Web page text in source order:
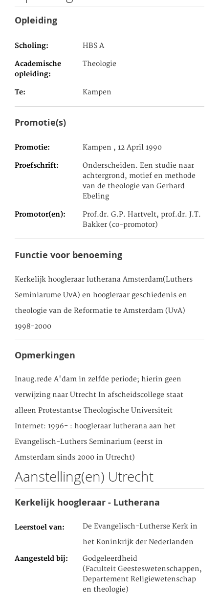
Opleiding
Scholing HBS A
Academische
opleiding
Theologie
Te Kampen
Promotie(s)
Promotie Kampen , 12 April 1990
Proefschrift
Onderscheiden. Een studie naar
achtergrond, motief en methode
van de theologie van Gerhard
Ebeling
Promotor(en)
Prof.dr. G.P. Hartvelt, prof.dr. J.T.
Bakker (co-promotor)
Functie voor benoeming
Kerkelijk hoogleraar lutherana Amsterdam(Luthers
Seminiarume UvA) en hoogleraar geschiedenis en
theologie van de Reformatie te Amsterdam (UvA)
1998-2000
Opmerkingen
Inaug.rede A'dam in zelfde periode; hierin geen
verwijzing naar Utrecht In afscheidscollege staat
alleen Protestantse Theologische Universiteit
Internet: 1996- : hoogleraar lutherana aan het
Evangelisch-Luthers Seminarium (eerst in
Amsterdam sinds 2000 in Utrecht)
Aanstelling(en) Utrecht
Kerkelijk hoogleraar - Lutherana
Leerstoel van
De Evangelisch-Lutherse Kerk in
het Koninkrijk der Nederlanden
Aangesteld bij
Godgeleerdheid
(Faculteit Geesteswetenschappen,
Departement Religiewetenschap
en theologie)